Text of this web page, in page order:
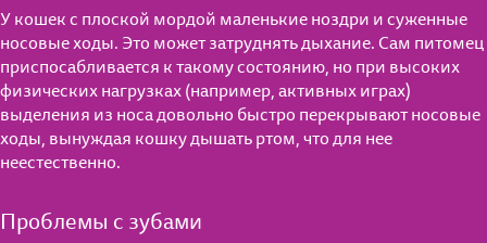
Играем вместе
У кошек с плоской мордой маленькие ноздри и суженные
носовые ходы. Это может затруднять дыхание. Сам питомец
приспосабливается к такому состоянию, но при высоких
физических нагрузках (например, активных играх)
выделения из носа довольно быстро перекрывают носовые
ходы, вынуждая кошку дышать ртом, что для нее
неестественно.
Проблемы с зубами